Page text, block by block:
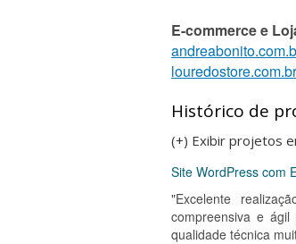
E-commerce e
louredostore.com.br
Histórico de
(+) Exibir projetos
Site WordPress com
"Excelente
compreensiva e
qualidade técnica